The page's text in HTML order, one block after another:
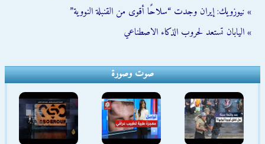
» نيوزويك: إيران وجدت “سلاحًا أقوى من القنبلة النووية”
» اليابان تستعد لحروب الذكاء الاصطناعي
صوت وصورة